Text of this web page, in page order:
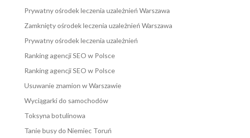
Prywatny ośrodek leczenia uzależnień Warszawa
Zamknięty ośrodek leczenia uzależnień Warszawa
Prywatny ośrodek leczenia uzależnień
Ranking agencji SEO w Polsce
Ranking agencji SEO w Polsce
Usuwanie znamion w Warszawie
Wyciągarki do samochodów
Toksyna botulinowa
Tanie busy do Niemiec Toruń